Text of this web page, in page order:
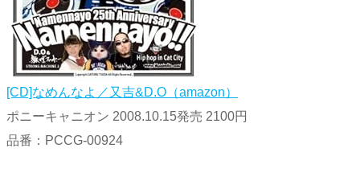
[CD]なめんなよ／又吉&D.O（amazon）
ポニーキャニオン 2008.10.15発売 2100円
品番：PCCG-00924